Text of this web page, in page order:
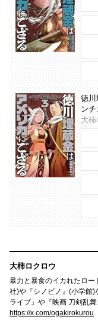
徳
ン
大柿
大柿ロクロウ
暴力と暴食のイカれたロ
社)や『シノビノ』(小学館
ライブ』や『映画 刀剣乱
https://x.com/ogakirokurou